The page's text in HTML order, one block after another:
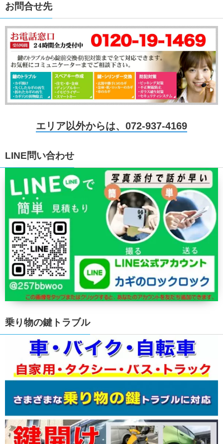
お問合せ先
エリア以外からは、072-937-4169
LINE問い合わせ
乗り物の鍵トラブル